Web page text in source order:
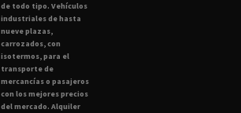
de todo tipo. Vehículos
industriales de hasta
nueve plazas,
carrozados, con
isotermos, para el
transporte de
mercancías o pasajeros
con los mejores precios
del mercado. Alquiler